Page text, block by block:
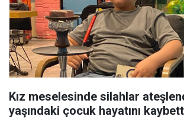
Kız meselesinde silahlar
yaşındaki çocuk hayatını